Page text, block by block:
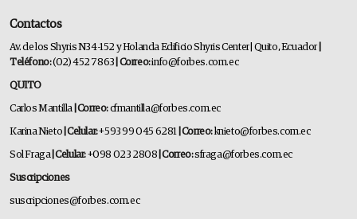
Contactos
Av. de los Shyris N34-152 y Holanda Edificio Shyris Center | Quito, Ecuador
Teléfono:(02) 452 7863 | Correo:info@forbes.com.ec
QUITO
Carlos Mantilla | Correo:cfmantilla@forbes.com.ec
Karina Nieto | Celular:+593 99 045 6281 | Correo:knieto@forbes.com.ec
Sol Fraga| Celular:+098 023 2808 | Correo:sfraga@forbes.com.ec
Suscripciones
suscripciones@forbes.com.ec